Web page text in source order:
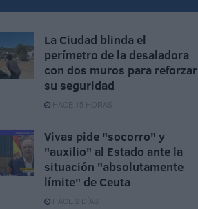
La Ciudad blinda el
perímetro de la desaladora
con dos muros para reforzar
su seguridad
HACE 15 HORAS
Vivas pide "socorro" y
"auxilio" al Estado ante la
situación "absolutamente
límite" de Ceuta
HACE 2 DÍAS